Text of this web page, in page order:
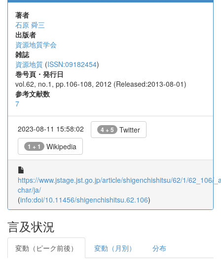
著者
石原 舜三
出版者
資源地質学会
雑誌
資源地質 (ISSN:09182454)
巻号頁・発行日
vol.62, no.1, pp.106-108, 2012 (Released:2013-08-01)
参考文献数
7
2023-08-11 15:58:02 4 + 5 Twitter
1 + 1 Wikipedia
https://www.jstage.jst.go.jp/article/shigenchishitsu/62/1/62_106/
char/ja/
(info:doi/10.11456/shigenchishitsu.62.106)
言及状況
変動（ピーク前後） 変動（月別） 分布